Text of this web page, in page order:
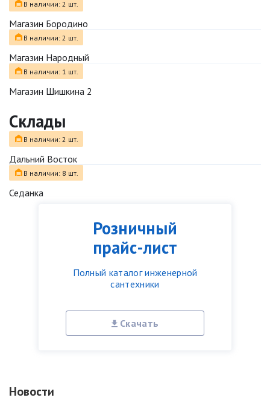
Розничный
прайс-лист
Полный каталог инженерной
сантехники
Скачать
Новости
В наличии: 2 шт.
Магазин Бородино
В наличии: 2 шт.
Магазин Народный
В наличии: 1 шт.
Магазин Шишкина 2
Склады
В наличии: 2 шт.
Дальний Восток
В наличии: 8 шт.
Седанка